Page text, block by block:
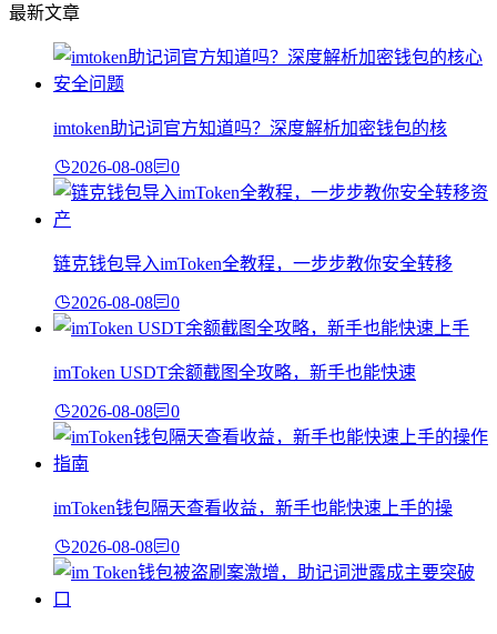
最新文章
imtoken助记词官方知道吗？深度解析加密钱包的核
2026-08-08 0
链克钱包导入imToken全教程，一步步教你安全转移
2026-08-08 0
imToken USDT余额截图全攻略，新手也能快速
2026-08-08 0
imToken钱包隔天查看收益，新手也能快速上手的操
2026-08-08 0